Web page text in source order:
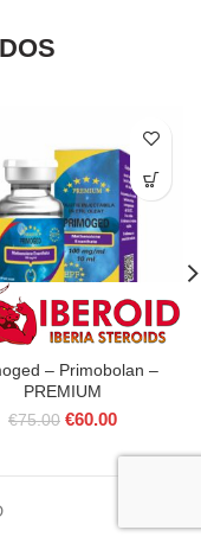
– Primobolan –
PREMIUM
€75.00 O
original
€60.00O
atual